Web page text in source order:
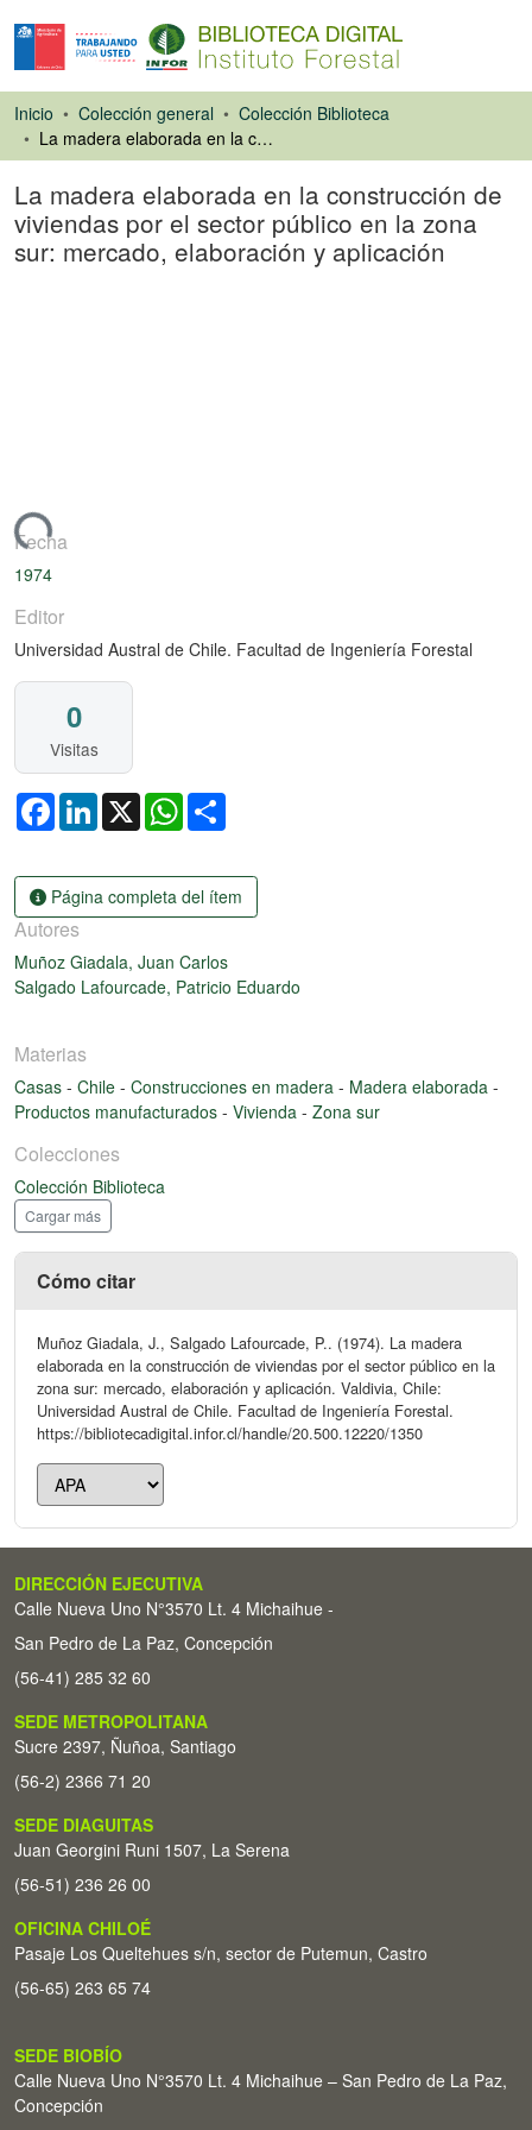
Inicio Colección general
Colección Biblioteca
La madera elaborada en la construcción de viviendas por el sector público en la zona sur: mercado, elaboración y aplicación
La madera elaborada en la construcción de
viviendas por el sector público en la zona
sur: mercado, elaboración y aplicación
Fecha
1974
Editor
Universidad Austral de Chile. Facultad de Ingeniería Forestal
0
Visitas
FacebookLinkedIn
X WhatsApp
Página completa del ítem
Autores
Muñoz Giadala, Juan Carlos
Salgado Lafourcade, Patricio Eduardo
Materias
Casas - Chile - Construcciones en madera - Madera elaborada -
Productos manufacturados - Vivienda - Zona sur
Colecciones
Colección Biblioteca
Cargar más
Cómo citar
Muñoz Giadala, J., Salgado Lafourcade, P.. (1974). La madera
elaborada en la construcción de viviendas por el sector público en la
zona sur: mercado, elaboración y aplicación. Valdivia, Chile:
Universidad Austral de Chile. Facultad de Ingeniería Forestal.
https://bibliotecadigital.infor.cl/handle/20.500.12220/1350
DIRECCIÓN EJECUTIVA
Calle Nueva Uno N°3570 Lt. 4 Michaihue -
San Pedro de La Paz, Concepción
(56-41) 285 32 60
SEDE METROPOLITANA
Sucre 2397, Ñuñoa, Santiago
(56-2) 2366 71 20
SEDE DIAGUITAS
Juan Georgini Runi 1507, La Serena
(56-51) 236 26 00
OFICINA CHILOÉ
Pasaje Los Queltehues s/n, sector de Putemun, Castro
(56-65) 263 65 74
SEDE BIOBÍO
Calle Nueva Uno N°3570 Lt. 4 Michaihue – San Pedro de La Paz,
Concepción